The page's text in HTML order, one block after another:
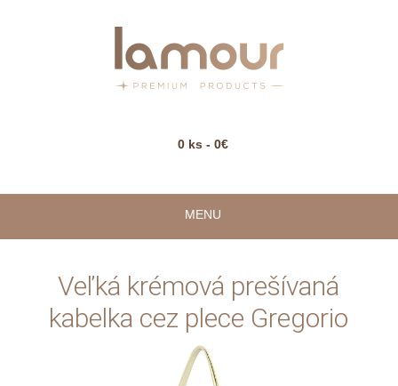
0 ks - 0€
MENU
Veľká krémová prešívaná
kabelka cez plece Gregorio